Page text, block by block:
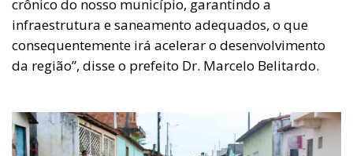
crônico do nosso município, garantindo a
infraestrutura e saneamento adequados, o que
consequentemente irá acelerar o desenvolvimento
da região”, disse o prefeito Dr. Marcelo Belitardo.